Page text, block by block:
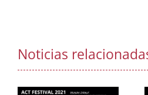
Noticias